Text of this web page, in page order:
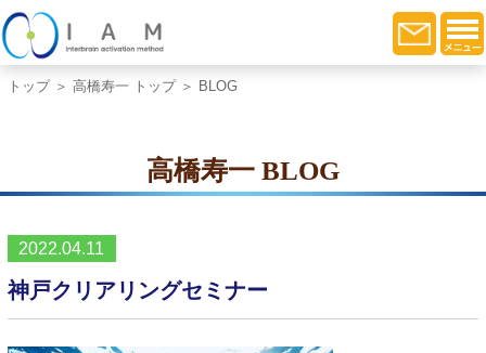
トップ＞ 高橋寿一 トップ＞ BLOG
高橋寿一 BLOG
2022.04.11
神戸クリアリングセミナー